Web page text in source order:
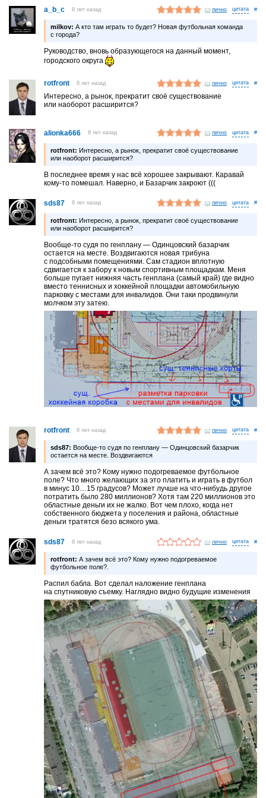
a_b_c 8 лет назад лично #
milkov: А кто там играть то будет? Новая футбольная команда
с города?
Руководство, вновь образующегося на данный момент,
городского округа
rotfront 8 лет назад лично #
Интересно, а рынок, прекратит своё существование
или наоборот расширится?
alionka666 8 лет назад лично #
rotfront: Интересно, а рынок, прекратит своё существование
или наоборот расширится?
В последнее время у нас всё хорошее закрывают. Каравай
кому-то помешал. Наверно, и Базарчик закроют (((
sds87 8 лет назад лично #
rotfront: Интересно, а рынок, прекратит своё существование
или наоборот расширится?
Вообще-то судя по генплану — Одинцовский базарчик
остается на месте. Воздвигаются новая трибуна
с подсобными помещениями. Сам стадион вплотную
сдвигается к забору к новым спортивным площадкам. Меня
больше пугает нижняя часть генплана (самый край) где видно
вместо теннисных и хоккейной площадки автомобильную
парковку с местами для инвалидов. Они таки продвинули
молчком эту затею.
rotfront 8 лет назад лично #
sds87: Вообще-то судя по генплану — Одинцовский базарчик
остается на месте. Воздвигаются
А зачем всё это? Кому нужно подогреваемое футбольное
поле? Что много желающих за это платить и играть в футбол
в минус 10…15 градусов? Может лучше на что-нибудь другое
потратить было 280 миллионов? Хотя там 220 миллионов это
областные деньги их не жалко. Вот чем плохо, когда нет
собственного бюджета у поселения и района, областные
деньги тратятся безо всякого ума.
sds87 8 лет назад лично #
rotfront: А зачем всё это? Кому нужно подогреваемое
футбольное поле?.
Распил бабла. Вот сделал наложение генплана
на спутниковую съемку. Наглядно видно будущие изменения